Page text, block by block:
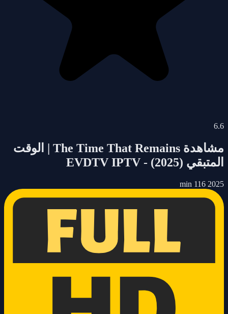
6.6
مشاهدة
The Time That Remains | الوقت
المتبقي (2025)
- EVDTV IPTV
2025
116 min